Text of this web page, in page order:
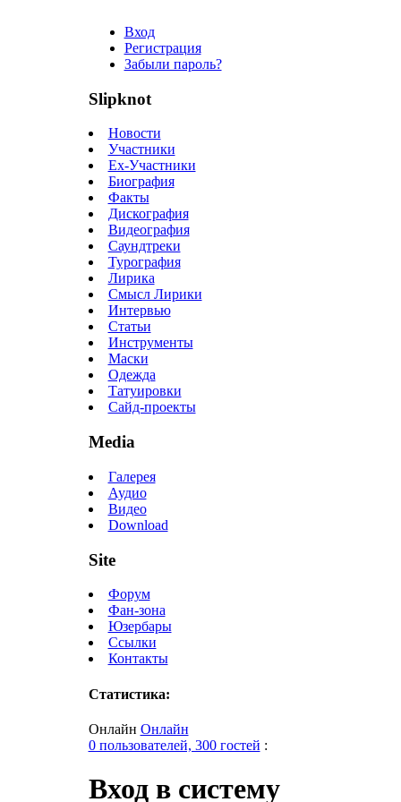
Вход
Регистрация
Забыли пароль?
Slipknot
Новости
Участники
Ex-Участники
Биография
Факты
Дискография
Видеография
Саундтреки
Турография
Лирика
Смысл Лирики
Интервью
Статьи
Инструменты
Маски
Одежда
Татуировки
Сайд-проекты
Media
Галерея
Аудио
Видео
Download
Site
Форум
Фан-зона
Юзербары
Ссылки
Контакты
Статистика:
Онлайн Онлайн
0 пользователей, 300 гостей :
Вход в систему